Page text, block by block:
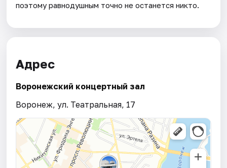
поэтому равнодушным точно не останется никто.
Адрес
Воронежский концертный зал
Воронеж, ул. Театральная, 17